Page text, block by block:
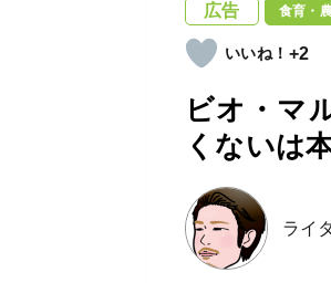
広告 食育・
+2
ビオ・マ
くないは
ライ